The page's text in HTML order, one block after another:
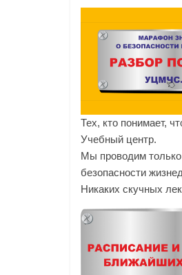
Тех, кто понимает,
Учебный центр.
Мы проводим только
безопасности
Никаких скучных